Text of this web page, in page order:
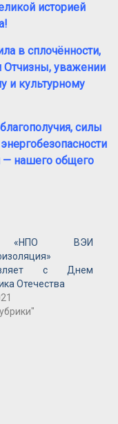
историей
в сплочённости,
Отчизны, уважении
и культурному
силы
— нашего общего
ВЭИ
с Днем
Отечества